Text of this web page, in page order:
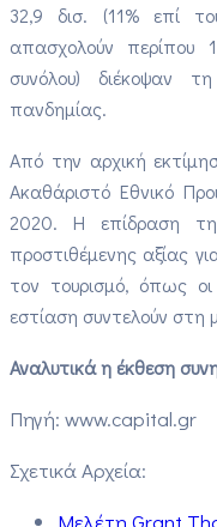
32,9 δισ. (11% επί
απασχολούν περίπου
συνόλου) διέκοψαν
πανδημίας.
Από την αρχική
Ακαθάριστό Εθνικό
2020. Η επίδραση
προστιθέμενης αξίας
τον τουρισμό, όπως
εστίαση συντελούν στη
Αναλυτικά η έκθεση
Πηγή: www.capital.gr
Σχετικά Αρχεία: